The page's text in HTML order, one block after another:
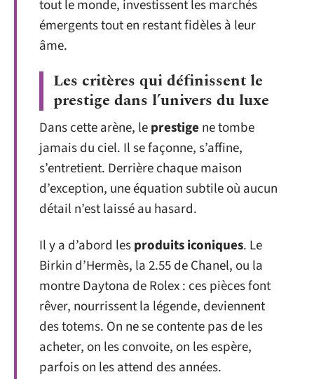
tout le monde, investissent les marchés
émergents tout en restant fidèles à leur
âme.
Les critères qui définissent le
prestige dans l’univers du luxe
Dans cette arène, leprestige ne tombe
jamais du ciel. Il se façonne, s’affine,
s’entretient. Derrière chaque maison
d’exception, une équation subtile où aucun
détail n’est laissé au hasard.
Il y a d’abord lesproduits iconiques. Le
Birkin d’Hermès, la 2.55 de Chanel, ou la
montre Daytona de Rolex : ces pièces font
rêver, nourrissent la légende, deviennent
des totems. On ne se contente pas de les
acheter, on les convoite, on les espère,
parfois on les attend des années.